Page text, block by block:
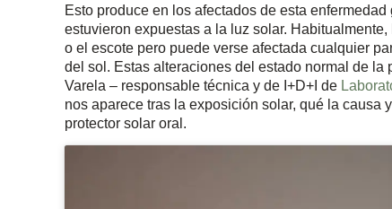
Esto produce en los afectados de esta
estuvieron expuestas a la luz solar.
o el escote pero puede verse afectada cualquier
del sol. Estas alteraciones del estado normal de
Varela – responsable técnica y de I+D+I de
nos aparece tras la exposición solar, qué la causa
protector solar oral.